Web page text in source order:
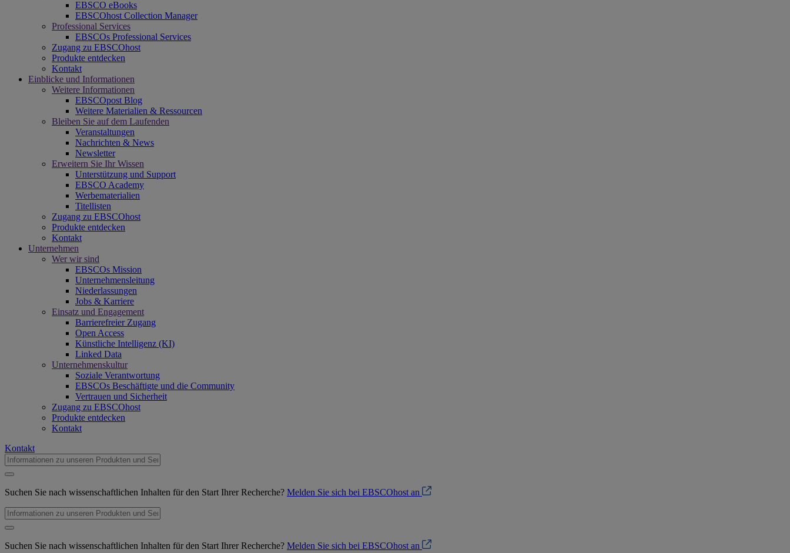
EBSCO eBooks
EBSCOhost Collection Manager
Professional Services
EBSCOs Professional Services
Zugang zu EBSCOhost
Produkte entdecken
Kontakt
Einblicke und Informationen
Weitere Informationen
EBSCOpost Blog
Weitere Materialien & Ressourcen
Bleiben Sie auf dem Laufenden
Veranstaltungen
Nachrichten & News
Newsletter
Erweitern Sie Ihr Wissen
Unterstützung und Support
EBSCO Academy
Werbematerialien
Titellisten
Zugang zu EBSCOhost
Produkte entdecken
Kontakt
Unternehmen
Wer wir sind
EBSCOs Mission
Unternehmensleitung
Niederlassungen
Jobs & Karriere
Einsatz und Engagement
Barrierefreier Zugang
Open Access
Künstliche Intelligenz (KI)
Linked Data
Unternehmenskultur
Soziale Verantwortung
EBSCOs Beschäftigte und die Community
Vertrauen und Sicherheit
Zugang zu EBSCOhost
Produkte entdecken
Kontakt
Kontakt
Suchen Sie nach wissenschaftlichen Inhalten für den Start Ihrer Recherche? Melden Sie sich bei EBSCOhost an
Suchen Sie nach wissenschaftlichen Inhalten für den Start Ihrer Recherche? Melden Sie sich bei EBSCOhost an